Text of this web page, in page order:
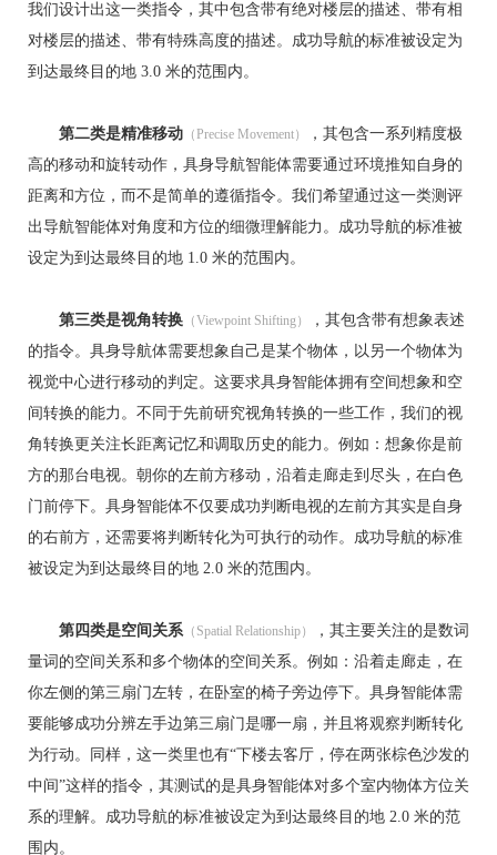
我们设计出这一类指令，其中包含带有绝对楼层的描述、带有相
对楼层的描述、带有特殊高度的描述。成功导航的标准被设定为
到达最终目的地 3.0 米的范围内。
第二类是精准移动 （Precise Movement）
，其包含一系列精度极
高的移动和旋转动作，具身导航智能体需要通过环境推知自身的
距离和方位，而不是简单的遵循指令。我们希望通过这一类测评
出导航智能体对角度和方位的细微理解能力。成功导航的标准被
设定为到达最终目的地 1.0 米的范围内。
第三类是视角转换 （Viewpoint Shifting）
，其包含带有想象表述
的指令。具身导航体需要想象自己是某个物体，以另一个物体为
视觉中心进行移动的判定。这要求具身智能体拥有空间想象和空
间转换的能力。不同于先前研究视角转换的一些工作，我们的视
角转换更关注长距离记忆和调取历史的能力。例如：想象你是前
方的那台电视。朝你的左前方移动，沿着走廊走到尽头，在白色
门前停下。具身智能体不仅要成功判断电视的左前方其实是自身
的右前方，还需要将判断转化为可执行的动作。成功导航的标准
被设定为到达最终目的地 2.0 米的范围内。
第四类是空间关系（Spatial Relationship）
，其主要关注的是数词
量词的空间关系和多个物体的空间关系。例如：沿着走廊走，在
你左侧的第三扇门左转，在卧室的椅子旁边停下。具身智能体需
要能够成功分辨左手边第三扇门是哪一扇，并且将观察判断转化
为行动。同样，这一类里也有“下楼去客厅，停在两张棕色沙发的
中间”这样的指令，其测试的是具身智能体对多个室内物体方位关
系的理解。成功导航的标准被设定为到达最终目的地 2.0 米的范
围内。